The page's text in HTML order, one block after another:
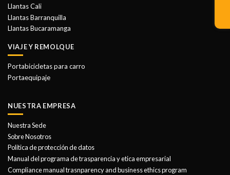
Llantas Cali
Llantas Barranquilla
Llantas Bucaramanga
VIAJE Y REMOLQUE
Portabicicletas para carro
Portaequipaje
NUESTRA EMPRESA
Nuestra Sede
Sobre Nosotros
Politica de protección de datos
Manual del programa de trasparencia y etica empresarial
Compliance manual trasnparency and business ethics program